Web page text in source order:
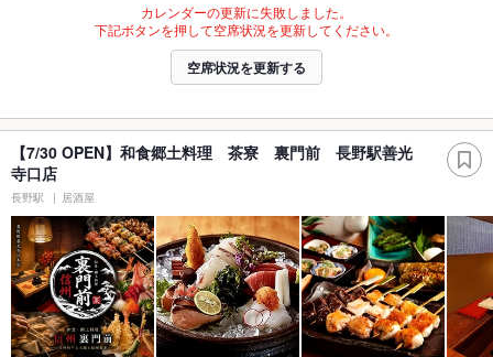
カレンダーの更新に失敗しました。
下記ボタンを押して空席状況を更新してください。
空席状況を更新する
【7/30 OPEN】和食郷土料理 茶寮 裏門前 長野駅善光
寺口店
長野駅 居酒屋